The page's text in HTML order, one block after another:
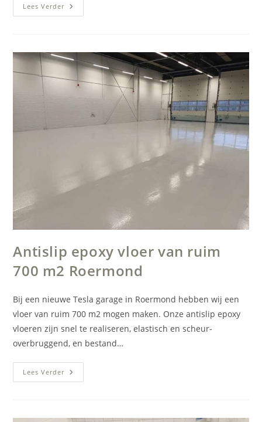
Lees VerderProductievloer
Harderwijk
Antislip epoxy vloer van ruim
700 m2 Roermond
Bij een nieuwe Tesla garage in Roermond hebben wij een
vloer van ruim 700 m2 mogen maken. Onze antislip epoxy
vloeren zijn snel te realiseren, elastisch en scheur-
overbruggend, en bestand…
Lees VerderAntislip
Epoxy